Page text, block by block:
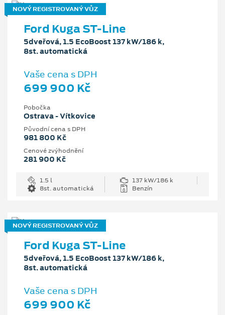
NOVÝ REGISTROVANÝ VŮZ
Ford Kuga ST-Line
5dveřová, 1.5 EcoBoost 137 kW/186 k,
8st. automatická
Vaše cena s DPH
699 900 Kč
Pobočka
Ostrava - Vítkovice
Původní cena s DPH
981 800 Kč
Cenové zvýhodnění
281 900 Kč
1.5 l
137 kW/186 k
8st. automatická
Benzín
NOVÝ REGISTROVANÝ VŮZ
Ford Kuga ST-Line
5dveřová, 1.5 EcoBoost 137 kW/186 k,
8st. automatická
Vaše cena s DPH
699 900 Kč